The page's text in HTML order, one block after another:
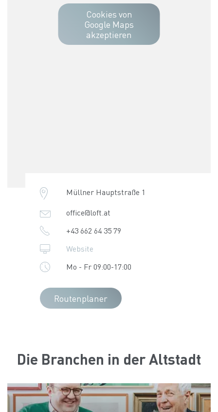
Cookies von
Google Maps
akzeptieren
Müllner Hauptstraße 1
office@loft.at
+43 662 64 35 79
Website
Mo - Fr 09:00-17:00
Routenplaner
Die Branchen in der Altstadt